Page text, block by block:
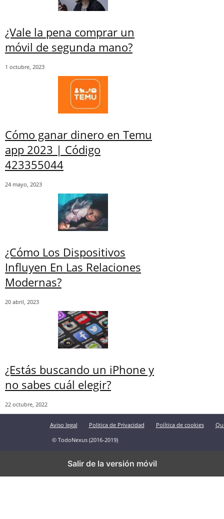
¿Vale la pena comprar un
móvil de segunda mano?
1 octubre, 2023
Cómo ganar dinero en Temu
app 2023 | Código
423355044
24 mayo, 2023
¿Cómo Los Dispositivos
Influyen En Las Relaciones
Modernas?
20 abril, 2023
¿Estás buscando un iPhone y
no sabes cuál elegir?
22 octubre, 2022
Aviso legal Politica de Privacidad Política de cookies
© TodoNexus (2016-2019)
Salir de la versión móvil